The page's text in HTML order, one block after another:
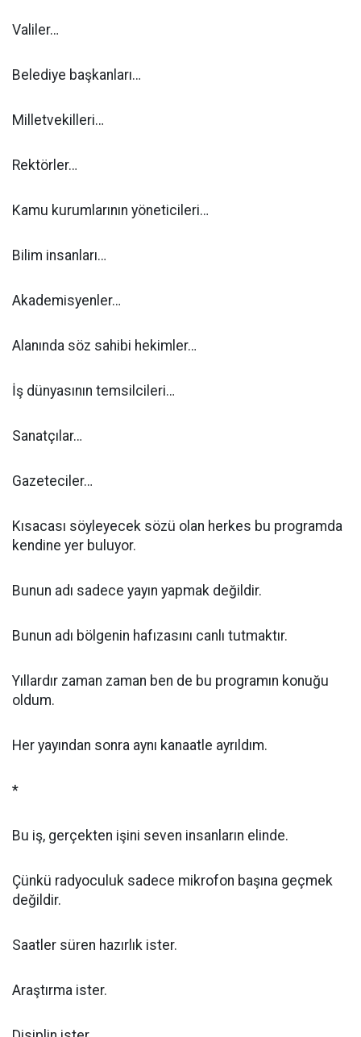
Valiler…
Belediye başkanları…
Milletvekilleri…
Rektörler…
Kamu kurumlarının yöneticileri…
Bilim insanları…
Akademisyenler…
Alanında söz sahibi hekimler…
İş dünyasının temsilcileri…
Sanatçılar…
Gazeteciler…
Kısacası söyleyecek sözü olan herkes bu programda
kendine yer buluyor.
Bunun adı sadece yayın yapmak değildir.
Bunun adı bölgenin hafızasını canlı tutmaktır.
Yıllardır zaman zaman ben de bu programın konuğu
oldum.
Her yayından sonra aynı kanaatle ayrıldım.
*
Bu iş, gerçekten işini seven insanların elinde.
Çünkü radyoculuk sadece mikrofon başına geçmek
değildir.
Saatler süren hazırlık ister.
Araştırma ister.